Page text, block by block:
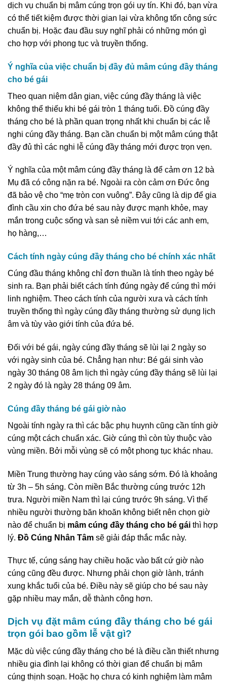
dịch vụ chuẩn bị mâm cúng trọn gói uy tín. Khi đó, bạn vừa
có thể tiết kiệm được thời gian lại vừa không tốn công sức
chuẩn bị. Hoặc đau đầu suy nghĩ phải có những món gì
cho hợp với phong tục và truyền thống.
Ý nghĩa của việc chuẩn bị đầy đủ mâm cúng đầy tháng
cho bé gái
Theo quan niệm dân gian, việc cúng đầy tháng là việc
không thể thiếu khi bé gái tròn 1 tháng tuổi. Đồ cúng đầy
tháng cho bé là phần quan trọng nhất khi chuẩn bị các lễ
nghi cúng đầy tháng. Bạn cần chuẩn bị một mâm cúng thật
đầy đủ thì các nghi lễ cúng đầy tháng mới được trọn vẹn.
Ý nghĩa của một mâm cúng đầy tháng là để cảm ơn 12 bà
Mụ đã có công nặn ra bé. Ngoài ra còn cảm ơn Đức ông
đã bảo vệ cho “mẹ tròn con vuông”. Đây cũng là dịp để gia
đình cầu xin cho đứa bé sau này được mạnh khỏe, may
mắn trong cuộc sống và san sẻ niềm vui tới các anh em,
họ hàng,…
Cách tính ngày cúng đầy tháng cho bé chính xác nhất
Cúng đầu tháng không chỉ đơn thuần là tính theo ngày bé
sinh ra. Bạn phải biết cách tính đúng ngày để cúng thì mới
linh nghiệm. Theo cách tính của người xưa và cách tính
truyền thống thì ngày cúng đầy tháng thường sử dụng lịch
âm và tùy vào giới tính của đứa bé.
Đối với bé gái, ngày cúng đầy tháng sẽ lùi lại 2 ngày so
với ngày sinh của bé. Chẳng hạn như: Bé gái sinh vào
ngày 30 tháng 08 âm lịch thì ngày cúng đầy tháng sẽ lùi lại
2 ngày đó là ngày 28 tháng 09 âm.
Cúng đầy tháng bé gái giờ nào
Ngoài tính ngày ra thì các bậc phụ huynh cũng cần tính giờ
cúng một cách chuẩn xác. Giờ cúng thì còn tùy thuộc vào
vùng miền. Bởi mỗi vùng sẽ có một phong tục khác nhau.
Miền Trung thường hay cúng vào sáng sớm. Đó là khoảng
từ 3h – 5h sáng. Còn miền Bắc thường cúng trước 12h
trưa. Người miền Nam thì lại cúng trước 9h sáng. Vì thế
nhiều người thường băn khoăn không biết nên chọn giờ
nào để chuẩn bị mâm cúng đầy tháng cho bé gái thì hợp
lý. Đồ Cúng Nhân Tâm sẽ giải đáp thắc mắc này.
Thực tế, cúng sáng hay chiều hoặc vào bất cứ giờ nào
cúng cũng đều được. Nhưng phải chọn giờ lành, tránh
xung khắc tuổi của bé. Điều này sẽ giúp cho bé sau này
gặp nhiều may mắn, dễ thành công hơn.
Dịch vụ đặt mâm cúng đầy tháng cho bé gái
trọn gói bao gồm lễ vật gì?
Mặc dù việc cúng đầy tháng cho bé là điều cần thiết nhưng
nhiều gia đình lại không có thời gian để chuẩn bị mâm
cúng thịnh soạn. Hoặc họ chưa có kinh nghiệm làm mâm